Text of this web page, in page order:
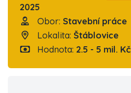
2025
Obor: Stavební práce
Lokalita: Štáblovice
Hodnota: 2.5 - 5 mil. Kč